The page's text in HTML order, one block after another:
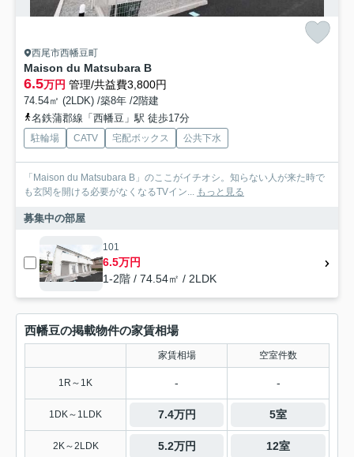
西尾市西幡豆町
Maison du Matsubara B
6.5万円 管理/共益費3,800円
74.54㎡ (2LDK) /築8年 /2階建
名鉄蒲郡線「西幡豆」駅 徒歩17分
駐輪場 CATV 宅配ボックス 公共下水
「Maison du Matsubara B」のここがイチオシ。知らない人が来た時で
も玄関を開ける必要がなくなるTVイン...
もっと見る
募集中の部屋
101
6.5万円
1-2階 / 74.54㎡ / 2LDK
西幡豆の掲載物件の家賃相場
家賃相場 空室件数
1R～1K - -
1DK～1LDK 7.4万円 5室
2K～2LDK 5.2万円 12室